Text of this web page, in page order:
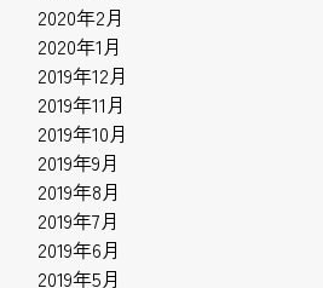
2020年2月
2020年1月
2019年12月
2019年11月
2019年10月
2019年9月
2019年8月
2019年7月
2019年6月
2019年5月